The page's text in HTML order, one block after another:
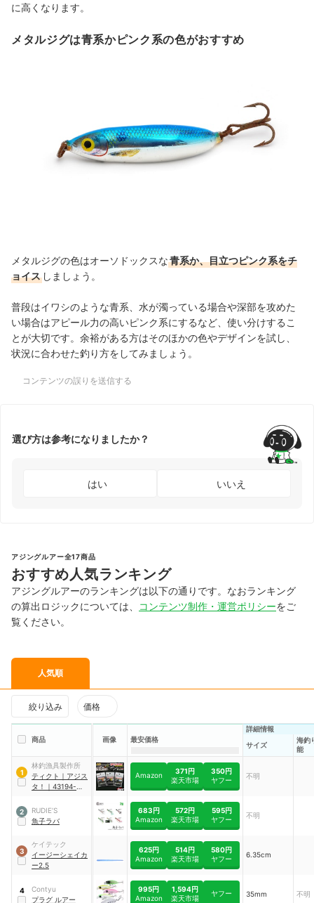
に高くなります。
メタルジグは青系かピンク系の色がおすすめ
メタルジグの色はオーソドックスな青系か、目立つピンク系をチ
ョイス しましょう。
普段はイワシのような青系、水が濁っている場合や深部を攻めた
い場合はアピール力の高いピンク系にするなど、使い分けするこ
とが大切です。余裕がある方はそのほかの色やデザインを試し、
状況に合わせた釣り方をしてみましょう。
コンテンツの誤りを送信する
選び方は参考になりましたか？
はい いいえ
アジングルアー全17商品
おすすめ人気ランキング
アジングルアーのランキングは以下の通りです。なおランキング
の算出ロジックについては、
コンテンツ制作・運営ポリシーをご
覧ください。
人気順
絞り込み 価格
商品 画像 最安価格
詳細情報
サイズ
海釣
能
1
林釣漁具製作所
ティクト ｜ アジス
タ！
｜ ‎43194-
Amazon
371円
楽天市場
350円
ヤフー
不明
2
RUDIE’S
魚子ラバ
683円
Amazon
572円
楽天市場
595円
ヤフー
不明
3
ケイテック
イージーシェイカ
ー2.5
625円
Amazon
514円
楽天市場
580円
ヤフー
6.35cm
4
Contyu
プラグ ルアー
995円
Amazon
1,594円
楽天市場
ヤフー 35mm 不明